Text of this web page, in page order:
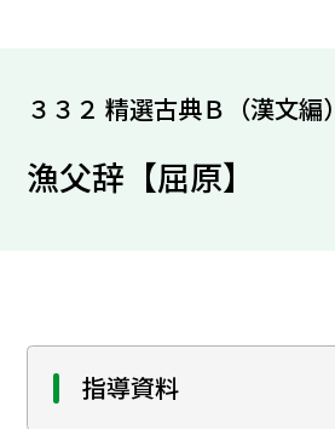
３３２ 精選古典Ｂ（漢文編）
漁父辞【屈原】
指導資料